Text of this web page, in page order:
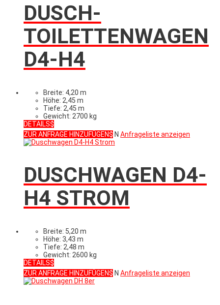
DUSCH-
TOILETTENWAGEN
D4-H4
Breite: 4,20 m
Höhe: 2,45 m
Tiefe: 2,45 m
Gewicht: 2700 kg
DETAILS
ZUR ANFRAGE HINZUFÜGEN
N Anfrageliste anzeigen
DUSCHWAGEN D4-
H4 STROM
Breite: 5,20 m
Höhe: 3,43 m
Tiefe: 2,48 m
Gewicht: 2600 kg
DETAILS
ZUR ANFRAGE HINZUFÜGEN
N Anfrageliste anzeigen